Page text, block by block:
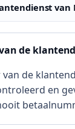
van
de
de
en